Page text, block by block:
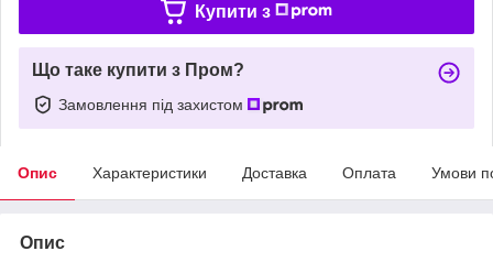
Купити з
Що таке купити з Пром?
Замовлення під захистом
Опис Характеристики Доставка Оплата Умови
Опис